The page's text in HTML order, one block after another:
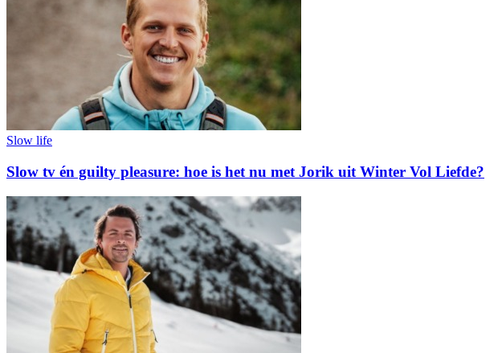
Slow life
Slow tv én guilty pleasure: hoe is het nu met Jorik uit Winter Vol Liefde?